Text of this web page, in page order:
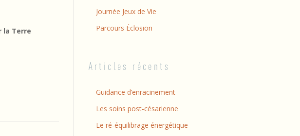
la Terre
Journée Jeux de Vie
Parcours Éclosion
Articles récents
Guidance d’enracinement
Les soins post-césarienne
Le ré-équilibrage énergétique